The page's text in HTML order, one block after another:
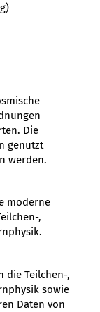
Die
genutzt
werden.
moderne
,
die Teilchen-,
sowie
Daten von